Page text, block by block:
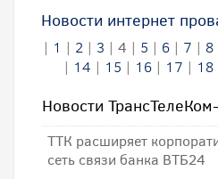
Новости интернет
| 1 | 2| 3 | 4 | 5 | 6| 7 | 8
| 14 | 15 | 16 | 17 | 18
Новости
ТТК расширяет
сеть связи банка ВТБ24